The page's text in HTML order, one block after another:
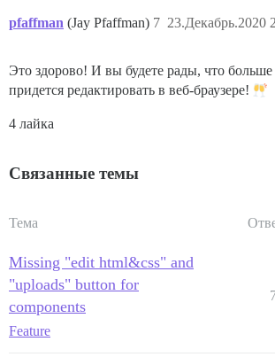
pfaffman (Jay Pfaffman) 23.Декабрь.2020
7
Это здорово! И вы будете рады, что больше
придется редактировать в веб-браузере!
4 лайка
Связанные темы
Тема
Missing "edit html&css" and
"uploads" button for
components
Feature